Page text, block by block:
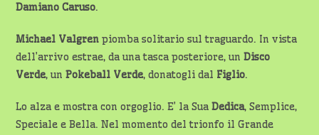
Damiano Caruso.
Michael Valgren piomba solitario sul traguardo. In vista
dell’arrivo estrae, da una tasca posteriore, unDisco
Verde, unPokeball Verde, donatogli dal Figlio.
Lo alza e mostra con orgoglio. E’ la SuaDedica, Semplice,
Speciale e Bella. Nel momento del trionfo il Grande